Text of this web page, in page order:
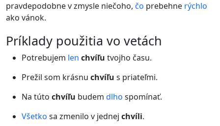
pravdepodobne v zmysle niečoho, čo prebehne rýchlo
ako vánok.
príklady použitia vo vetách
Potrebujem len chvíľu tvojho času.
Prežil som krásnu chvíľu s priateľmi.
Na túto chvíľu budem dlho spomínať.
Všetko sa zmenilo v jednej chvíli.